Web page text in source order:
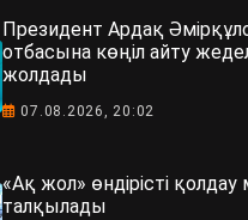
Президент Ардақ
отбасына көңіл айту
жолдады
07.08.2026, 20:02
«Ақ жол» өндірісті қолдау
талқылады